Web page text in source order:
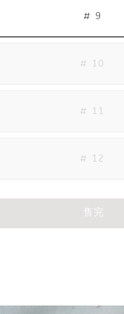
# 9
# 10
# 11
# 12
售完